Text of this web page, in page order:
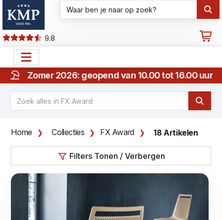
9.8
Zomer 2026: geopend van 10.00 tot 16.00 uur
Home Collecties FX Award 18 Artikelen
Filters Tonen / Verbergen